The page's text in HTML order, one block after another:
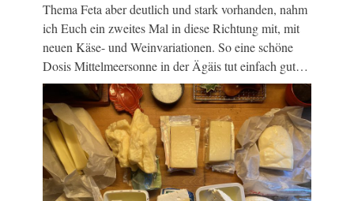
Thema Feta aber deutlich und stark vorhanden, nahm
ich Euch ein zweites Mal in diese Richtung mit, mit
neuen Käse- und Weinvariationen. So eine schöne
Dosis Mittelmeersonne in der Ägäis tut einfach gut…